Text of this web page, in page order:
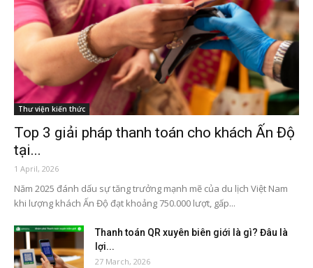
Thư viện kiến thức
Top 3 giải pháp thanh toán cho khách Ấn Độ
tại...
1 April, 2026
Năm 2025 đánh dấu sự tăng trưởng mạnh mẽ của du lịch Việt Nam
khi lượng khách Ấn Độ đạt khoảng 750.000 lượt, gấp...
Thanh toán QR xuyên biên giới là gì? Đâu là
lợi...
27 March, 2026